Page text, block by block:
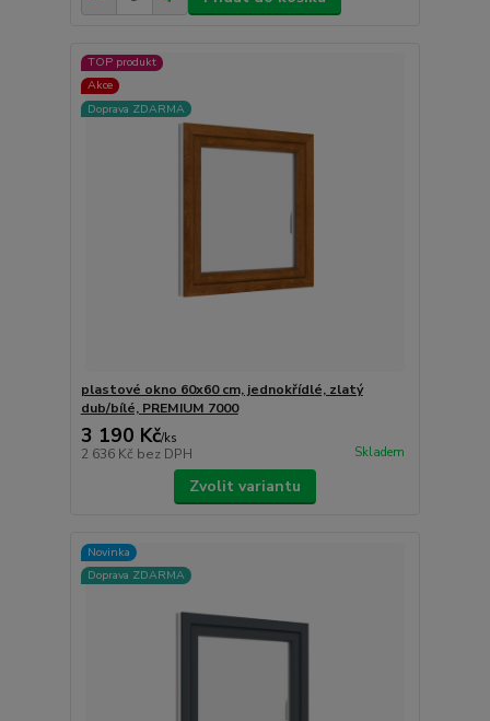
TOP produkt
Akce
Doprava ZDARMA
plastové okno 60x60 cm, jednokřídlé, zlatý
dub/bílé, PREMIUM 7000
3 190 Kč/ks
2 636 Kč bez DPH Skladem
Zvolit variantu
Novinka
Doprava ZDARMA